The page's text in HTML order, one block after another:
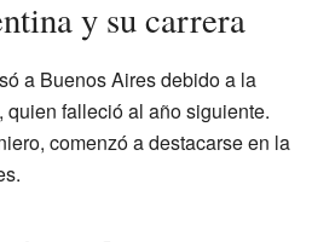
y su carrera
a Buenos Aires debido a la
quien falleció al año siguiente.
comenzó a destacarse en la